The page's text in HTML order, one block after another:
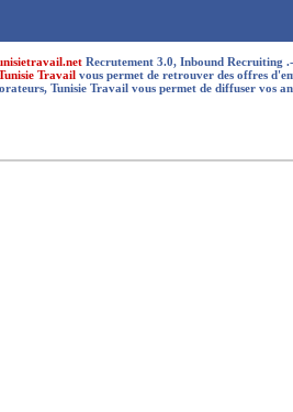
Recrutement 3.0, Inbound Recruiting
Travail vous permet de retrouver des offres
Tunisie Travail vous permet de diffuser vos